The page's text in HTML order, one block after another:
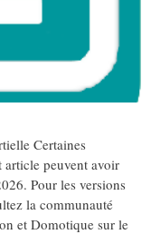
Certaines
article peuvent avoir
Pour les versions
la communauté
et Domotique sur le